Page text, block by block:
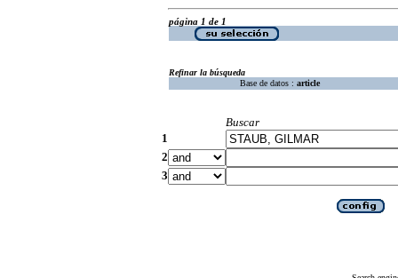
página 1 de 1
Refinar la búsqueda
Base de datos : article
Buscar
1
2
3